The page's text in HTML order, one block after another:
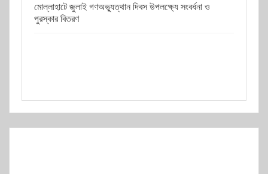
মোল্লাহাটে জুলাই গণঅভ্যুত্থান দিবস উপলক্ষ্যে সংবর্ধনা ও
পুরস্কার বিতরণ